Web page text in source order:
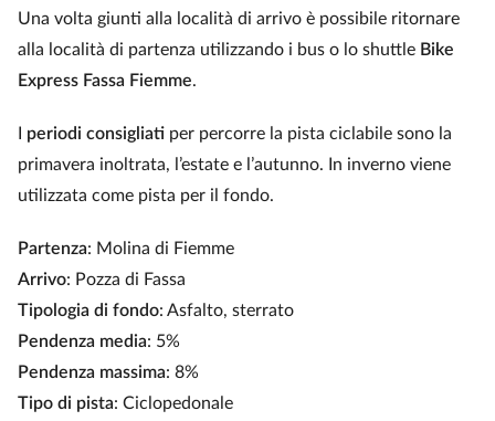
Una volta giunti alla località di arrivo è possibile ritornare
alla località di partenza utilizzando i bus o lo shuttle Bike
Express Fassa Fiemme.
periodi consigliati per percorre la pista ciclabile sono la
primavera inoltrata, l’estate e l’autunno. In inverno viene
utilizzata come pista per il fondo.
Partenza: Molina di Fiemme
Arrivo: Pozza di Fassa
Tipologia di fondo: Asfalto, sterrato
Pendenza media: 5%
Pendenza massima: 8%
Tipo di pista: Ciclopedonale